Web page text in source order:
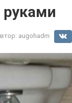
руками
augohadm